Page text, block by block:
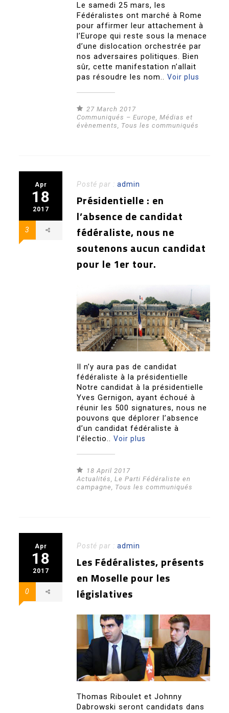
Le samedi 25 mars, les
Fédéralistes ont marché à Rome
pour affirmer leur attachement à
l’Europe qui reste sous la menace
d’une dislocation orchestrée par
nos adversaires politiques. Bien
sûr, cette manifestation n’allait
pas résoudre les nom..Voir plus
27 March 2017
Communiqués – Europe,Médias et
évènements, Tous les communiqués
Apr
18
2017
3
Posté par :admin
Présidentielle : en
l’absence de candidat
fédéraliste, nous ne
soutenons aucun candidat
pour le 1er tour.
Il n’y aura pas de candidat
fédéraliste à la présidentielle
Notre candidat à la présidentielle
Yves Gernigon, ayant échoué à
réunir les 500 signatures, nous ne
pouvons que déplorer l’absence
d’un candidat fédéraliste à
l’électio..Voir plus
18 April 2017
Actualités,Le Parti Fédéraliste en
campagne, Tous les communiqués
Apr
18
2017
0
Posté par :admin
Les Fédéralistes, présents
en Moselle pour les
législatives
Thomas Riboulet et Johnny
Dabrowski seront candidats dans